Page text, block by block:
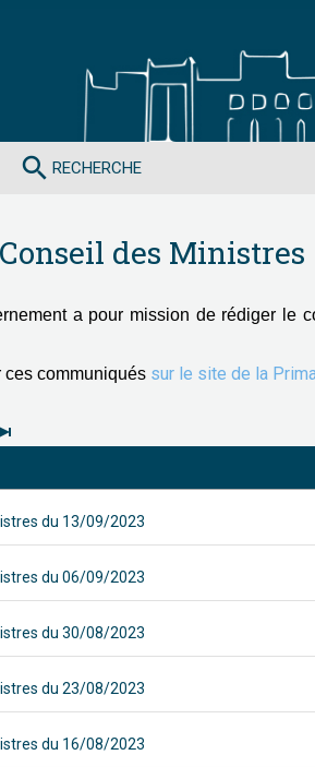
search RECHERCHE
des Ministres
a pour mission de rédiger le
ces communiqués sur le site de la
du 13/09/2023
du 06/09/2023
du 30/08/2023
du 23/08/2023
du 16/08/2023